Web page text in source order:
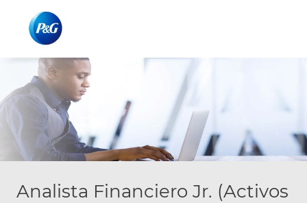
Analista Financiero Jr. (Activos